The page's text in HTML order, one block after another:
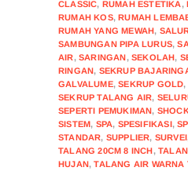
CLASSIC, RUMAH ESTETIKA,
RUMAH KOS,RUMAH
RUMAH YANG MEWAH,
SAMBUNGAN PIPA LURUS,
AIR,SARINGAN,SEKOLAH,
RINGAN, SEKRUP
GALVALUME,SEKRUP GOLD,
SEKRUP TALANG AIR,
SEPERTI PEMUKIMAN,
SISTEM, SPA, SPESIFIKASI,
STANDAR, SUPPLIER, SURVEI
TALANG 20CM 8 INCH,
HUJAN,TALANG AIR WARNA